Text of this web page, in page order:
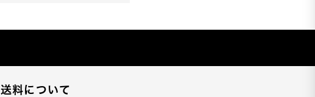
送料について